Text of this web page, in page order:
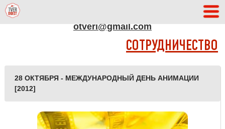
otveri@gmail.com
СОТРУДНИЧЕСТВО
28 ОКТЯБРЯ - МЕЖДУНАРОДНЫЙ ДЕНЬ АНИМАЦИИ
[2012]